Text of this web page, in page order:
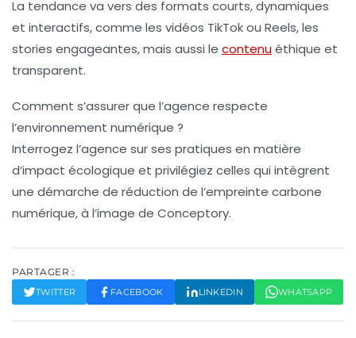
La tendance va vers des formats courts, dynamiques
et interactifs, comme les vidéos TikTok ou Reels, les
stories engageantes, mais aussi le contenuéthique et
transparent.
Comment s’assurer que l’agence respecte
l’environnement numérique ?
Interrogez l’agence sur ses pratiques en matière
d’impact écologique et privilégiez celles qui intègrent
une démarche de réduction de l’empreinte carbone
numérique, à l’image de Conceptory.
PARTAGER :
TWITTER FACEBOOK LINKEDIN WHATSAPP